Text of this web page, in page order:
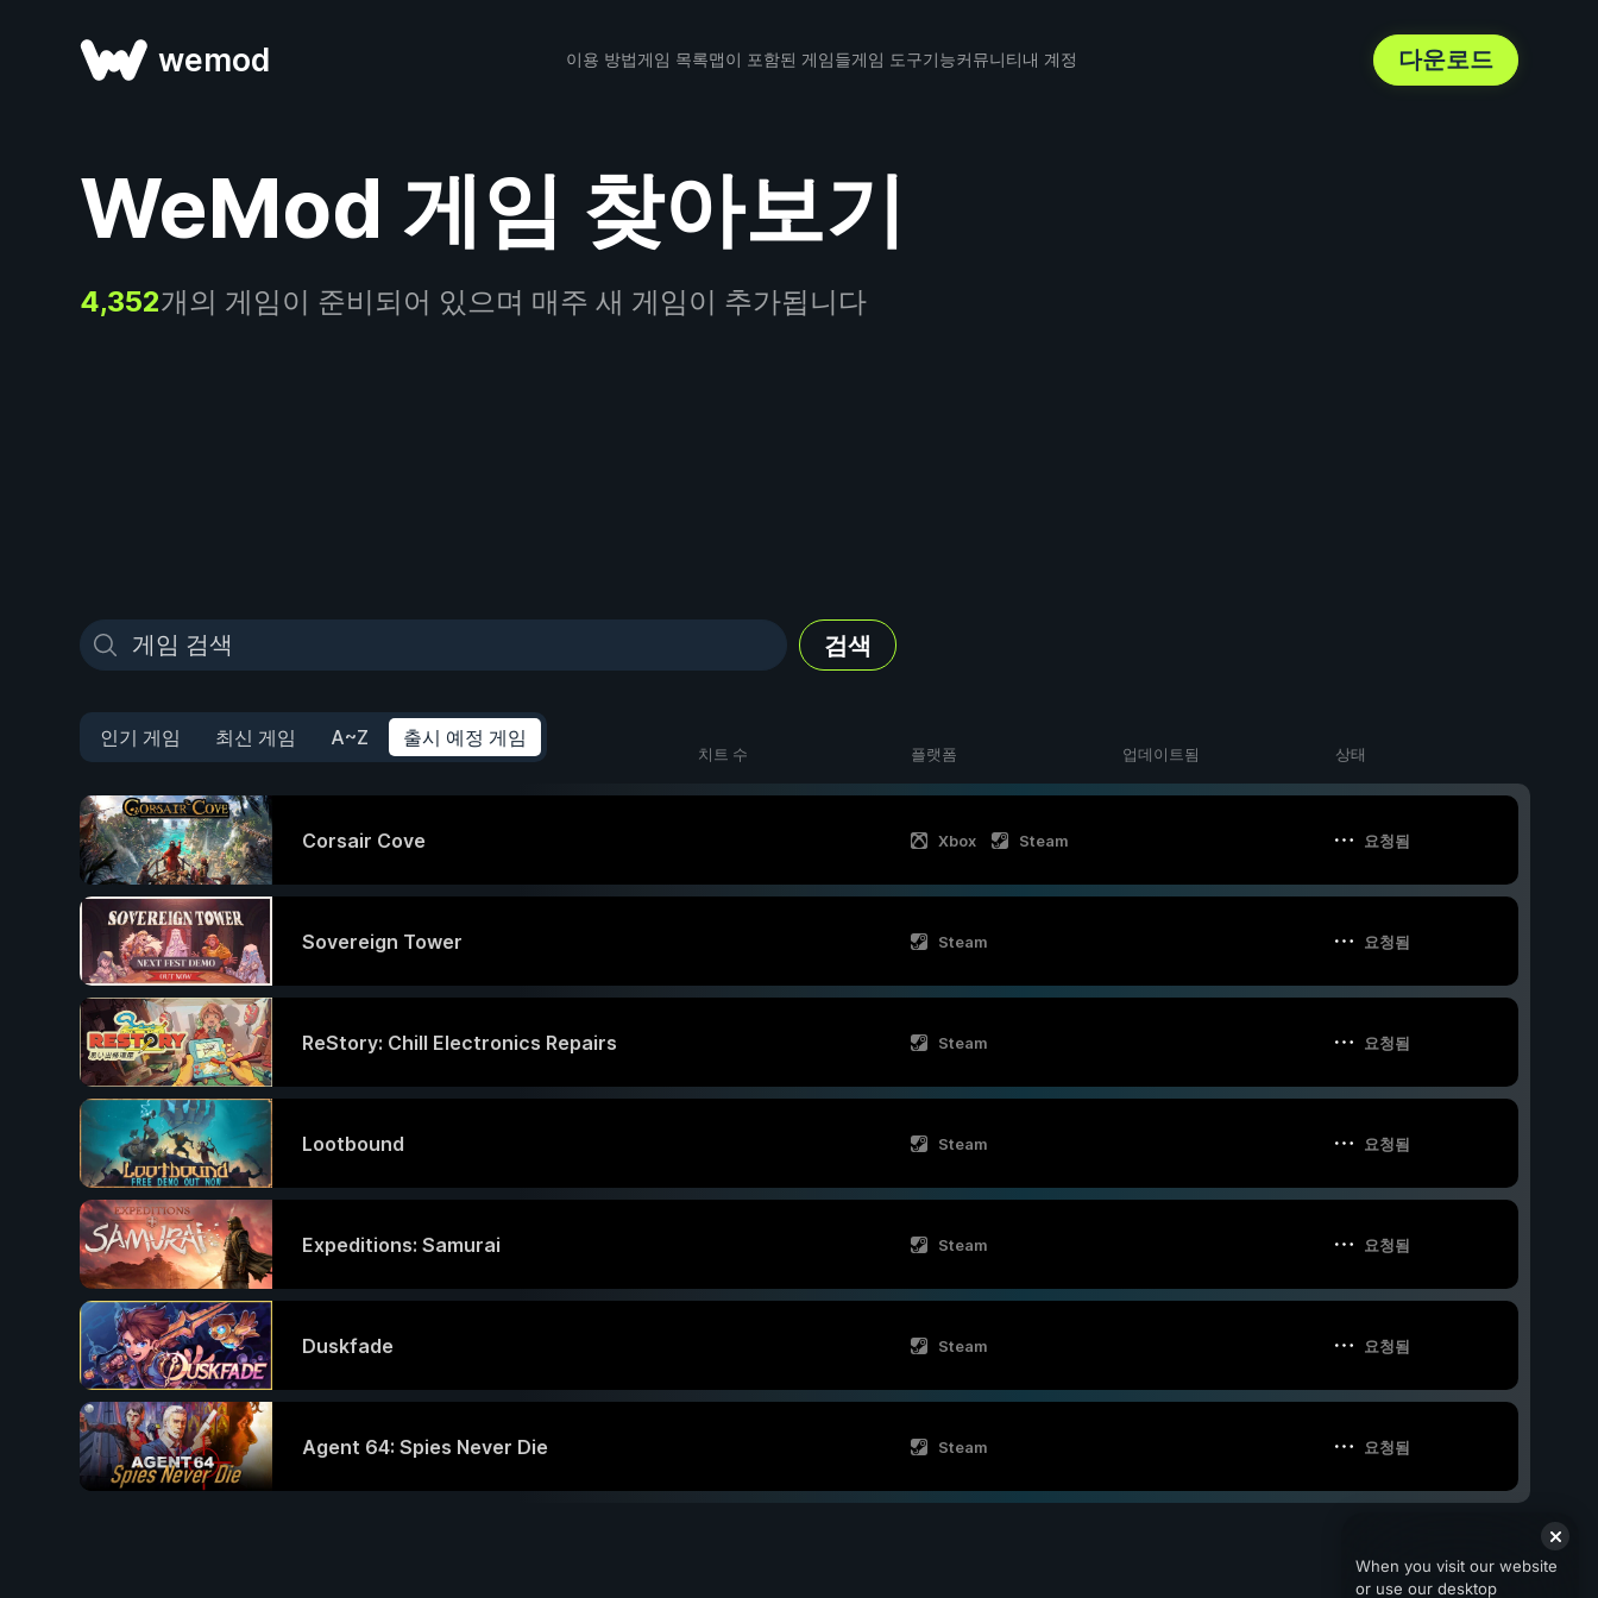
wemod 이용 방법게임 목록맵이 포함된 게임들게임 도구기능커뮤니티내 계정 다운로드
WeMod 게임 찾아보기
4,352개의 게임이 준비되어 있으며 매주 새 게임이 추가됩니다
검색
인기 게임 최신 게임 A~Z 출시 예정 게임
치트 수 플랫폼 업데이트됨 상태
Corsair Cove Xbox Steam 요청됨
Sovereign Tower Steam 요청됨
ReStory: Chill Electronics Repairs Steam 요청됨
Lootbound Steam 요청됨
Expeditions: Samurai Steam 요청됨
Duskfade Steam 요청됨
Agent 64: Spies Never Die Steam 요청됨
When you visit our website
or use our desktop